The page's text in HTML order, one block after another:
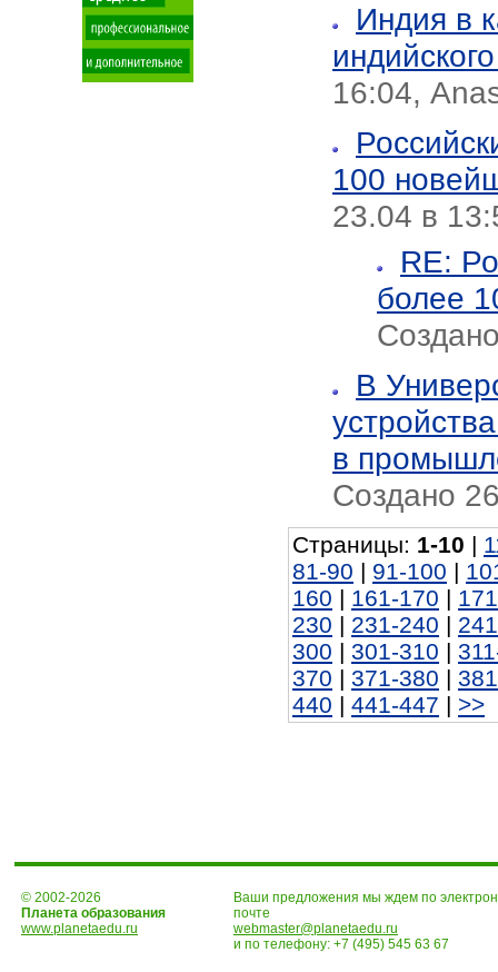
Индия в
16:04,
100
23.04 в
RE:
более
В
в
Создано
Страницы: 1-10 |
81-90 | 91-100 |
160 | 161-170 |
230 | 231-240 |
300 | 301-310 |
370 | 371-380 |
440 | 441-447 | >>
© 2002-2026
Планета образования
www.planetaedu.ru
Ваши предложения мы ждем по
почте
webmaster@planetaedu.ru
и по телефону: +7 (495) 545 63 67